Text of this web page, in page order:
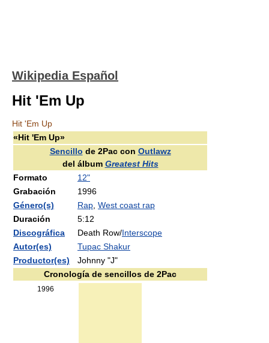
Wikipedia Español
Hit 'Em Up
Hit 'Em Up
«Hit 'Em Up»
Sencillo de 2Pac con Outlawz
del álbum Greatest Hits
Formato
12"
Grabación
1996
Género(s)
Rap West coast rap
Duración
5:12
Discográfica
Death Row/Interscope
Autor(es)
Tupac Shakur
Productor(es)
Johnny "J"
Cronología de sencillos de 2Pac
1996